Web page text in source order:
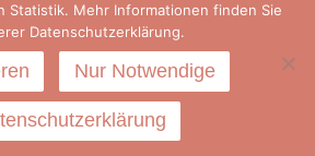
Datenschutz
Statistik. Mehr Informationen finden Sie
Datenschutzerklärung.
Nur Notwendige